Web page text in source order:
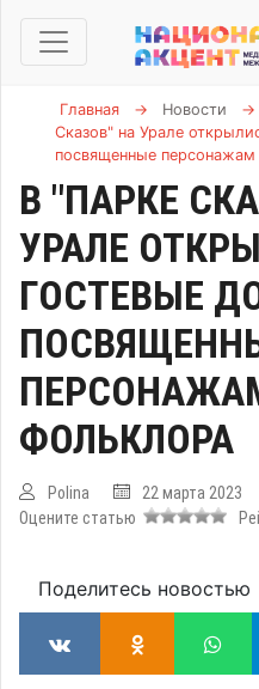
Главная → Новости →
Сказов" на Урале
посвященные
В "ПАРКЕ
УРАЛЕ
ГОСТЕВЫЕ
ФОЛЬКЛОРА
Polina 22 марта 2023
Оцените статью
Поделитесь новостью